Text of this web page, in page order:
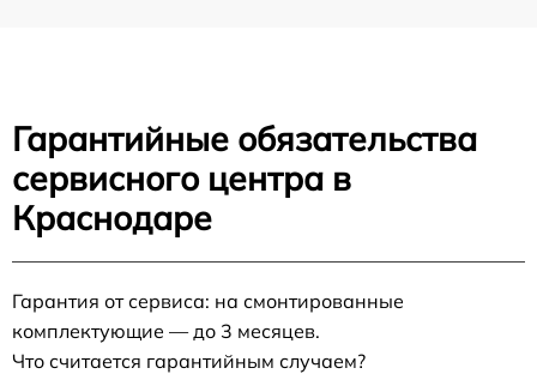
Гарантийные обязательства
сервисного центра в
Краснодаре
Гарантия от сервиса: на смонтированные
комплектующие — до 3 месяцев.
Что считается гарантийным случаем?